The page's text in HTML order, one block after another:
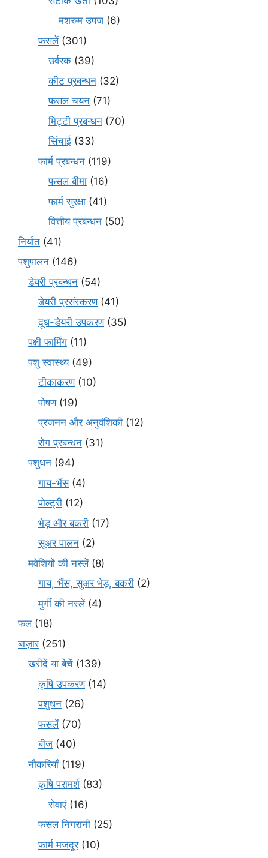
मशरुम उपज (6)
फसलें(301)
उर्वरक (39)
कीट प्रबन्धन (32)
फसल चयन (71)
मि‌ट्टी प्रबन्धन (70)
सिंचाई (33)
फार्म प्रबन्धन (119)
फसल बीमा (16)
फार्म सुरक्षा (41)
वित्तीय प्रबन्धन (50)
निर्यात (41)
पशुपालन (146)
डेयरी प्रबन्धन (54)
डेयरी प्रसंस्करण(41)
दूध-डेयरी उपकरण(35)
पक्षी फार्मिंग (11)
पशु स्वास्थ्य(49)
टीकाकरण(10)
पोषण(19)
प्रजनन और अनुवंशिकी (12)
रोग प्रबन्धन (31)
पशुधन (94)
गाय-भैंस(4)
पोल्ट्री (12)
भेड़ और बकरी (17)
सूअर पालन (2)
मवेशियों की नस्लें(8)
गाय, भैंस, सुअर भेड़, बकरी (2)
मुर्गी की नस्लें(4)
फल(18)
बाज़ार(251)
खरीदें या बेचें (139)
कृषि उपकरण(14)
पशुधन (26)
फसलें(70)
बीज (40)
नौकरियाँ(119)
कृषि परामर्श(83)
सेवाएं(16)
फसल निगरानी (25)
फार्म मजदूर(10)